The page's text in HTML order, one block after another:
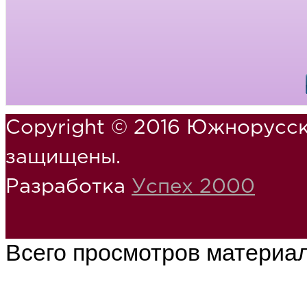
Copyright © 2016
защищены.
Разработка Успех 2000
Всего просмотров